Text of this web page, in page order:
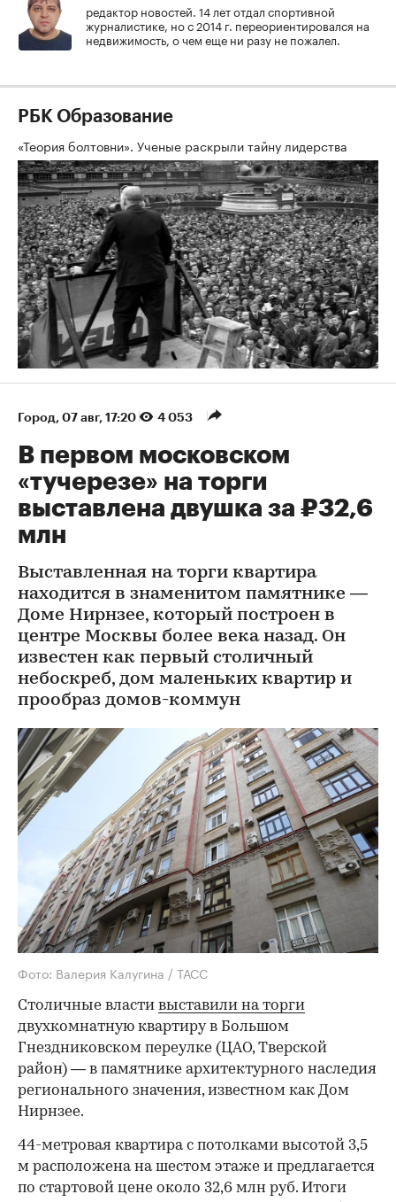
редактор новостей. 14 лет отдал спортивной
журналистике, но с 2014 г. переориентировался на
недвижимость, о чем еще ни разу не пожалел.
РБК Образование
«Теория болтовни». Ученые раскрыли тайну лидерства
Город 07 авг, 17:20 4 053
В первом московском
«тучерезе» на торги
выставлена двушка за ₽32,6
млн
Выставленная на торги квартира
находится в знаменитом памятнике —
Доме Нирнзее, который построен в
центре Москвы более века назад. Он
известен как первый столичный
небоскреб, дом маленьких квартир и
прообраз домов-коммун
Фото: Валерия Калугина / ТАСС
Столичные власти выставили на торги
двухкомнатную квартиру в Большом
Гнездниковском переулке (ЦАО, Тверской
район) — в памятнике архитектурного наследия
регионального значения, известном как Дом
Нирнзее.
44-метровая квартира с потолками высотой 3,5
м расположена на шестом этаже и предлагается
по стартовой цене около 32,6 млн руб. Итоги